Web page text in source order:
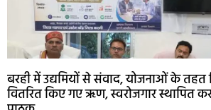
बरही में उद्यमियों से संवाद, योजनाओं के तहत
वितरित किए गए ऋण, स्वरोजगार स्थापित